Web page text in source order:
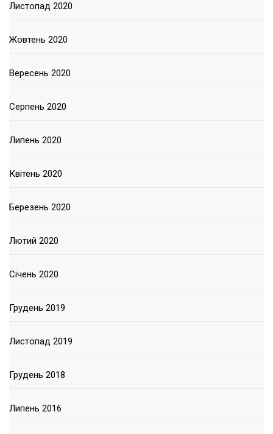
Листопад 2020
Жовтень 2020
Вересень 2020
Серпень 2020
Липень 2020
Квітень 2020
Березень 2020
Лютий 2020
Січень 2020
Грудень 2019
Листопад 2019
Грудень 2018
Липень 2016